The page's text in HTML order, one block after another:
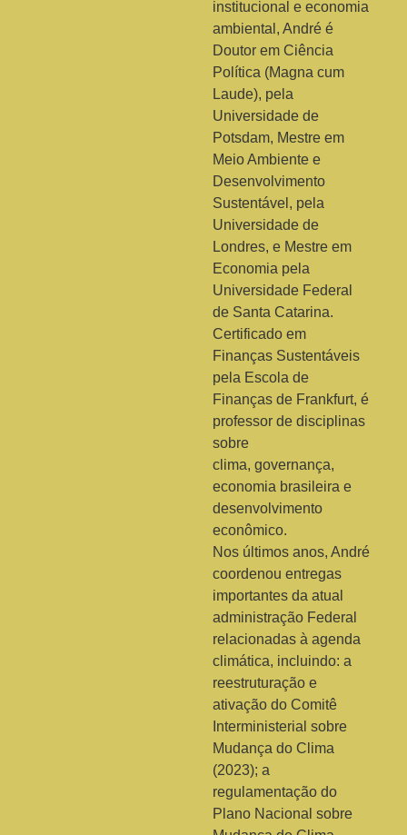
institucional e economia
ambiental, André é
Doutor em Ciência
Política (Magna cum
Laude), pela
Universidade de
Potsdam, Mestre em
Meio Ambiente e
Desenvolvimento
Sustentável, pela
Universidade de
Londres, e Mestre em
Economia pela
Universidade Federal
de Santa Catarina.
Certificado em
Finanças Sustentáveis
pela Escola de
Finanças de Frankfurt, é
professor de disciplinas
sobre
clima, governança,
economia brasileira e
desenvolvimento
econômico.
Nos últimos anos, André
coordenou entregas
importantes da atual
administração Federal
relacionadas à agenda
climática, incluindo: a
reestruturação e
ativação do Comitê
Interministerial sobre
Mudança do Clima
(2023); a
regulamentação do
Plano Nacional sobre